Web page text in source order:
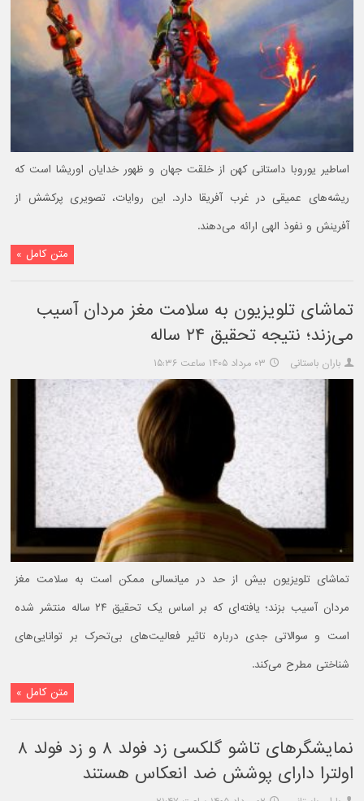
اساطیر یوروبا داستانی کهن از خلقت جهان و ظهور خدایان اوریشا است که
ریشه‌های عمیقی در غرب آفریقا دارد. این روایات، تصویری پرکشش از
آفرینش و نفوذ الهی ارائه می‌دهند.
متن کامل »
تماشای تلویزیون به سلامت مغز مردان آسیب
می‌زند؛ نتیجه تحقیق ۲۴ ساله
باران باستانی ۰۳ مرداد ۱۴۰۵ ساعت ۱۵:۳۶
تماشای تلویزیون بیش از حد در میانسالی ممکن است به سلامت مغز
مردان آسیب بزند؛ یافته‌ای که بر اساس یک تحقیق ۲۴ ساله منتشر شده
است و سوالاتی جدی درباره تاثیر فعالیت‌های بی‌تحرک بر توانایی‌های
شناختی مطرح می‌کند.
متن کامل »
نمایشگرهای تاشو گلکسی زد فولد ۸ و زد فولد ۸
اولترا دارای پوشش ضد انعکاس هستند